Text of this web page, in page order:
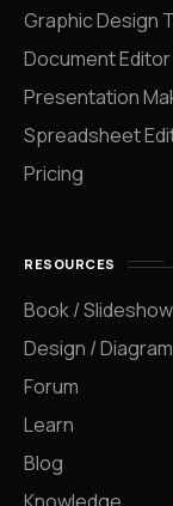
Graphic Design
Document Editor
Presentation
Spreadsheet
Pricing
RESOURCES
Book / Slideshow
Design / Diagram
Forum
Learn
Blog